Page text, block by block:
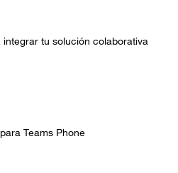
tu solución colaborativa
Teams Phone